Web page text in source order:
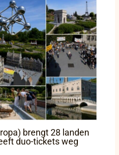
brengt 28 landen
duo-tickets weg